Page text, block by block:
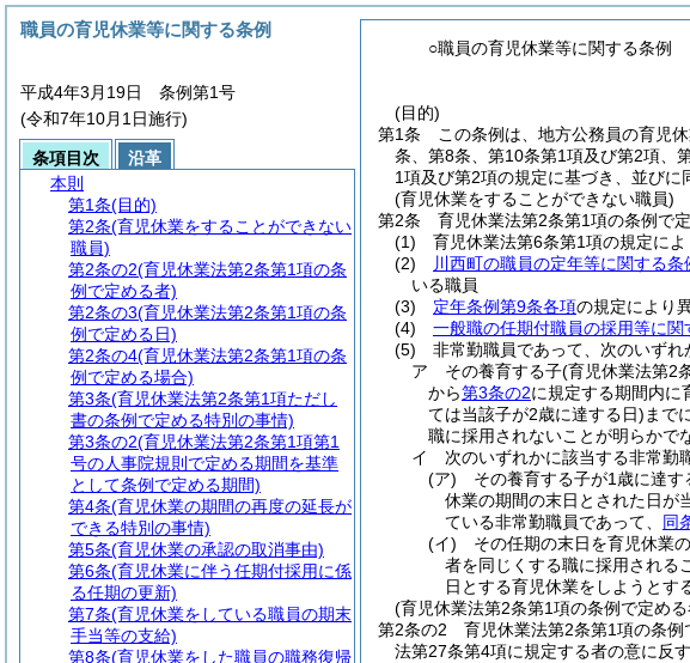
○職員の育児休業等に関する条例
(目的)
第1条
この条例は、地方公務員の育児
条、第8条、第10条第1項及び第2項、
1項及び第2項の規定に基づき、並びに
(育児休業をすることができない職員)
第2条
育児休業法第2条第1項の条例で
(1)
育児休業法第6条第1項の規定に
(2)
川西町の職員の定年等に関する条
いる職員
(3)
定年条例第9条各項の規定により
(4)
一般職の任期付職員の採用等に関
(5)
非常勤職員であって、次のいず
ア
その養育する子(育児休業法第2
から第3条の2に規定する期間内に
ては当該子が2歳に達する日) まで
職に採用されないことが明らかで
イ
次のいずれかに該当する非常勤
(ア)
その養育する子が1歳に達す
休業の期間の末日とされた日が
ている非常勤職員であって、 同
(イ)
その任期の末日を育児休業
者を同じくする職に採用される
日とする育児休業をしようとす
(育児休業法第2条第1項の条例で定める
第2条の2
育児休業法第2条第1項の条
法第27条第4項に規定する者の意に反
職員の育児休業等に関する条例
平成4年3月19日 条例第1号
(令和7年10月1日施行)
条項目次
沿革
本則
第1条(目的)
第2条(育児休業をすることができない
職員)
第2条の2(育児休業法第2条第1項の条
例で定める者)
第2条の3(育児休業法第2条第1項の条
例で定める日)
第2条の4(育児休業法第2条第1項の条
例で定める場合)
第3条(育児休業法第2条第1項ただし
書の条例で定める特別の事情)
第3条の2(育児休業法第2条第1項第1
号の人事院規則で定める期間を基準
として条例で定める期間)
第4条(育児休業の期間の再度の延長が
できる特別の事情)
第5条(育児休業の承認の取消事由)
第6条(育児休業に伴う任期付採用に係
る任期の更新)
第7条(育児休業をしている職員の期末
手当等の支給)
第8条(育児休業をした職員の職務復帰